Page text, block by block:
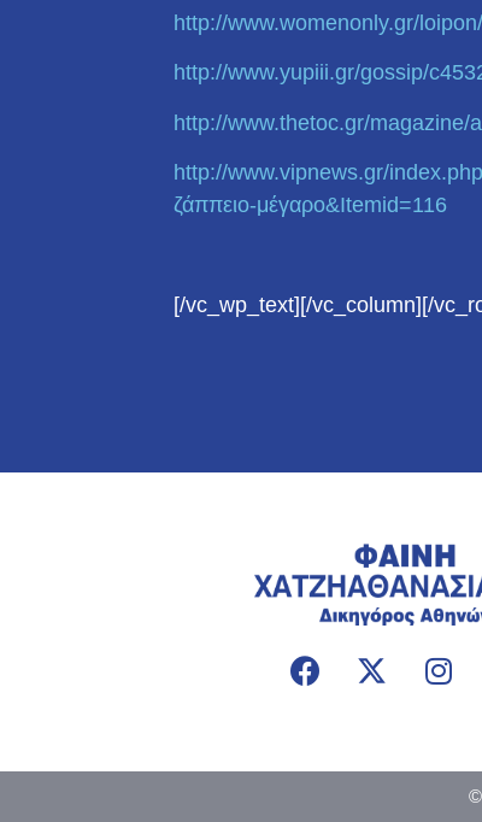
http://www.womenonly.gr/loipon
http://www.yupiii.gr/gossip/c4
http://www.thetoc.gr/magazine/
http://www.vipnews.gr/index.ph
ζάππειο-μέγαρο&Itemid=116
[/vc_wp_text][/vc_column][/